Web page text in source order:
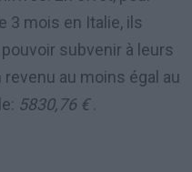
3 mois en Italie, ils
subvenir à leurs
au moins égal au
5830,76 €.